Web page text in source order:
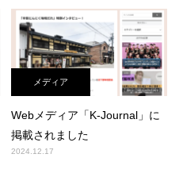
メディア
Webメディア「K-Journal」に
掲載されました
2024.12.17